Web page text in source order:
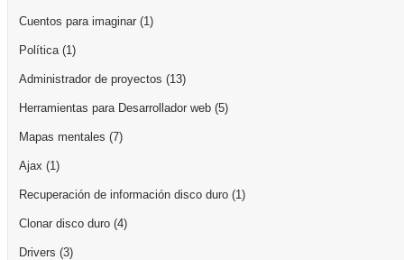
Cuentos para imaginar (1)
Política(1)
Administrador de proyectos (13)
Herramientas para Desarrollador web (5)
Mapas mentales (7)
Ajax (1)
Recuperación de información disco duro (1)
Clonar disco duro (4)
Drivers (3)